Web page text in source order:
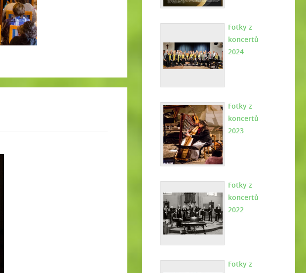
Fotky z
koncertů
2024
Fotky z
koncertů
2023
Fotky z
koncertů
2022
Fotky z